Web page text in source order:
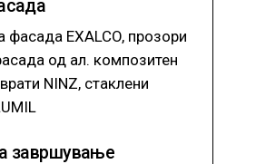
фасада EXALCO, прозори
од ал. композитен
NINZ, стаклени
завршување